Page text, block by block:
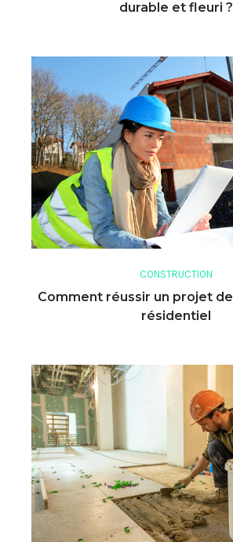
durable et fleuri ?
CONSTRUCTION
Comment réussir un projet
résidentiel